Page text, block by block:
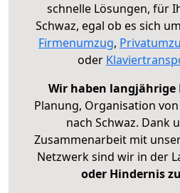
schnelle Lösungen, für
Schwaz, egal ob es sich
Firmenumzug,
oder
Wir haben langjährige
Planung, Organisation
nach Schwaz. Dank
Zusammenarbeit mit
Netzwerk sind wir in der
oder Hindernis